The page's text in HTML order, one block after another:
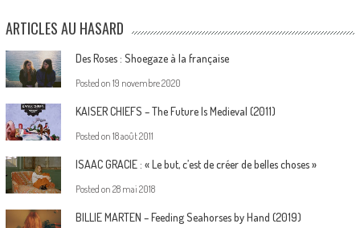
ARTICLES AU HASARD
Des Roses : Shoegaze à la française
Posted on 19 novembre 2020
KAISER CHIEFS – The Future Is Medieval (2011)
Posted on 18 août 2011
ISAAC GRACIE : « Le but, c’est de créer de belles choses »
Posted on 28 mai 2018
BILLIE MARTEN – Feeding Seahorses by Hand (2019)